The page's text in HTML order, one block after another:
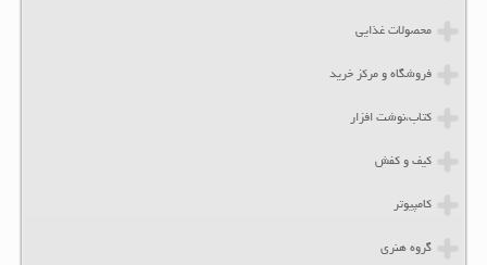
محصولات غذایی
فروشگاه و مرکز خرید
کتاب،نوشت افزار
کیف و کفش
کامپیوتر
گروه هنری